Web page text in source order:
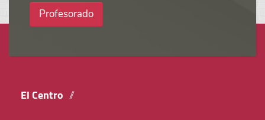
Profesorado
El Centro